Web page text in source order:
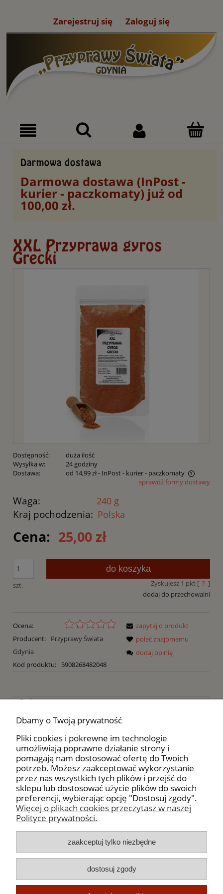
Zarejestruj się Zaloguj się
Darmowa dostawa
Darmowa dostawa (InPost -
kurier - paczkomaty) już od
100,00 zł.
XXL Przyprawa gyros
Grecki
Dostępność:
duża ilość
Wysyłka w:
24 godziny
Dostawa:
od 14,99 zł- InPost - kurier - paczkomaty
Cena nie zawiera ewentualnych kosztów płatnościsprawdź formy dostawy
Waga: 240 g
Kraj pochodzenia: Polska
Cena: 25,00 zł
szt.
do koszyka
Zyskujesz 1 pkt [ ? ]
dodaj do przechowalni
Ocena:
Producent:
Przyprawy Świata
Gdynia
Kod produktu:
5908268482048
zapytaj o produkt
poleć znajomemu
dodaj opinię
Opis
Opinie o produkcie (0)
Składniki:
Papryka, czosnek, cebula, pieprz czarny, gorczyca,
cząber, majeranek, kolendra, rozmaryn, tymianek,
sól morska.
Moje konto
Płatności, dostawa i zwroty
Informacje
Dbamy o Twoją prywatność
Pliki cookies i pokrewne im technologie
umożliwiają poprawne działanie strony i
pomagają nam dostosować ofertę do Twoich
potrzeb. Możesz zaakceptować wykorzystanie
przez nas wszystkich tych plików i przejść do
sklepu lub dostosować użycie plików do swoich
preferencji, wybierając opcję "Dostosuj zgody".
Więcej o plikach cookies przeczytasz w naszej
Polityce prywatności.
zaakceptuj tylko niezbędne
dostosuj zgody